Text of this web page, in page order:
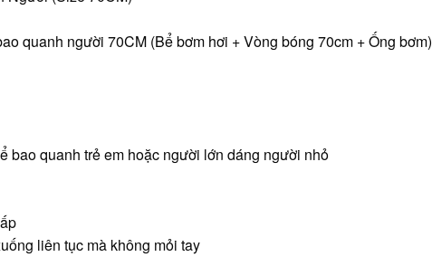
quanh người 70CM (Bể bơm hơi + Vòng bóng 70cm + Ống bơm)
bao quanh trẻ em hoặc người lớn dáng người nhỏ
liên tục mà không mỏi tay